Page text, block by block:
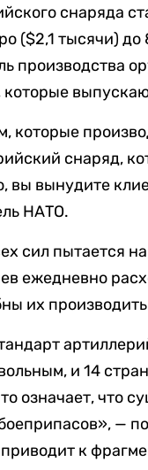
снаряда
($2,1 тысячи) до
которые
снаряд,
вы вынудите
НАТО.
сил пытается
ежедневно
их
и 14
означает, что
—
к